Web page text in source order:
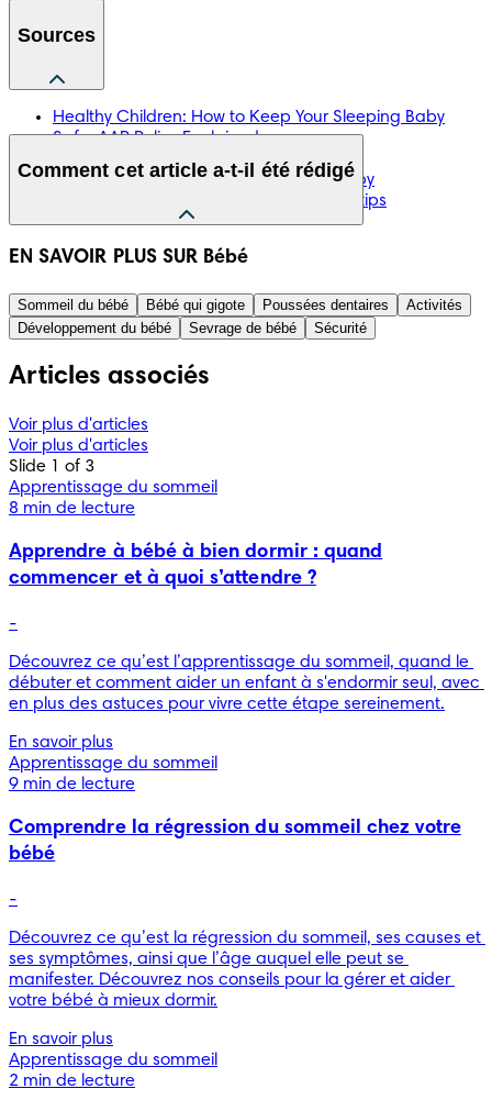
Sources
Healthy Children: How to Keep Your Sleeping Baby
Safe: AAP Policy Explained
Kids Health: Naps
March of Dimes: Safe sleep for your baby
Mayo Clinic: Baby naps: Daytime sleep tips
Comment cet article a-t-il été rédigé
Les informations présentées dans cet article ont été
ou gouvernementale, comme par exemple la Haute autorité
de la santé ou le Conseil national des gynécologues et
obstétriciens français. Une liste des sources utilisées est
vocation à se substituer à l’avis d’un professionnel médical.
concerne les diagnostics ou traitements éventuels.
EN SAVOIR PLUS SUR Bébé
Sommeil du bébé Bébé qui gigote Poussées dentaires
Activités
Développement du bébé
Sevrage de bébé Sécurité
Articles associés
Voir plus d'articles
Voir plus d'articles
Slide 1 of 3
Apprentissage du sommeil
8 min de lecture
Apprendre à bébé à bien dormir : quand
commencer et à quoi s’attendre ?
-
Découvrez ce qu’est l’apprentissage du sommeil, quand le
débuter et comment aider un enfant à s'endormir seul, avec
en plus des astuces pour vivre cette étape sereinement.
En savoir plus
Apprentissage du sommeil
9 min de lecture
Comprendre la régression du sommeil chez votre
bébé
-
Découvrez ce qu’est la régression du sommeil, ses causes et
ses symptômes, ainsi que l’âge auquel elle peut se
manifester. Découvrez nos conseils pour la gérer et aider
votre bébé à mieux dormir.
En savoir plus
Apprentissage du sommeil
2 min de lecture